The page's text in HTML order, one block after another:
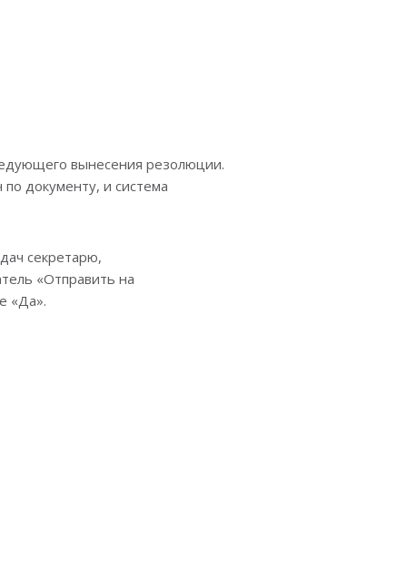
вынесения резолюции.
документу, и система
секретарю,
«Отправить на
«Да».